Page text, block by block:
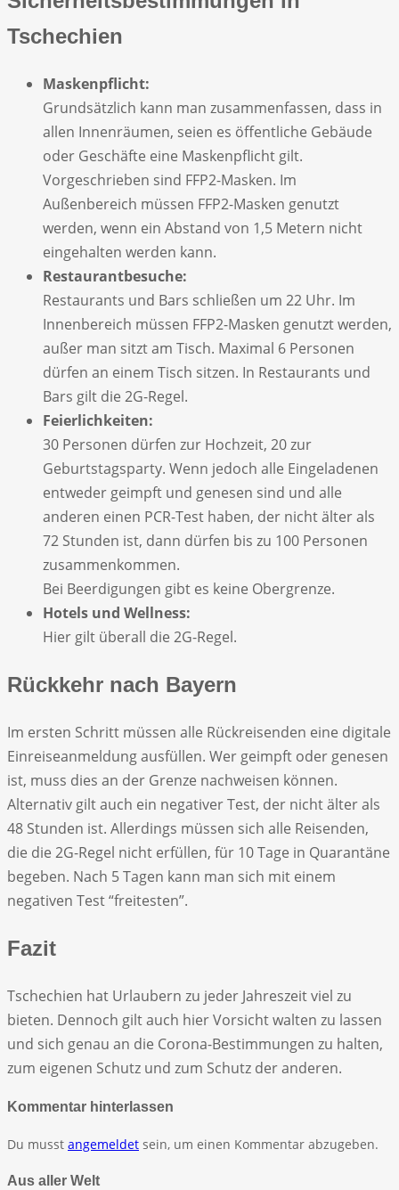
Tschechien
Maskenpflicht:
Grundsätzlich kann man zusammenfassen, dass in
allen Innenräumen, seien es öffentliche Gebäude
oder Geschäfte eine Maskenpflicht gilt.
Vorgeschrieben sind FFP2-Masken. Im
Außenbereich müssen FFP2-Masken genutzt
werden, wenn ein Abstand von 1,5 Metern nicht
eingehalten werden kann.
Restaurantbesuche:
Restaurants und Bars schließen um 22 Uhr. Im
Innenbereich müssen FFP2-Masken genutzt werden,
außer man sitzt am Tisch. Maximal 6 Personen
dürfen an einem Tisch sitzen. In Restaurants und
Bars gilt die 2G-Regel.
Feierlichkeiten:
30 Personen dürfen zur Hochzeit, 20 zur
Geburtstagsparty. Wenn jedoch alle Eingeladenen
entweder geimpft und genesen sind und alle
anderen einen PCR-Test haben, der nicht älter als
72 Stunden ist, dann dürfen bis zu 100 Personen
zusammenkommen.
Bei Beerdigungen gibt es keine Obergrenze.
Hotels und Wellness:
Hier gilt überall die 2G-Regel.
Rückkehr nach Bayern
Im ersten Schritt müssen alle Rückreisenden eine digitale
Einreiseanmeldung ausfüllen. Wer geimpft oder genesen
ist, muss dies an der Grenze nachweisen können.
Alternativ gilt auch ein negativer Test, der nicht älter als
48 Stunden ist. Allerdings müssen sich alle Reisenden,
die die 2G-Regel nicht erfüllen, für 10 Tage in Quarantäne
begeben. Nach 5 Tagen kann man sich mit einem
negativen Test “freitesten”.
Fazit
Tschechien hat Urlaubern zu jeder Jahreszeit viel zu
bieten. Dennoch gilt auch hier Vorsicht walten zu lassen
und sich genau an die Corona-Bestimmungen zu halten,
zum eigenen Schutz und zum Schutz der anderen.
Kommentar hinterlassen
Du musst angemeldet sein, um einen Kommentar abzugeben.
Aus aller Welt